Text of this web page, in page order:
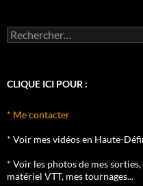
Rechercher :
CLIQUE ICI POUR :
* Me contacter
* Voir mes vidéos en Haute-
* Voir les photos de mes
matériel VTT, mes tournages...